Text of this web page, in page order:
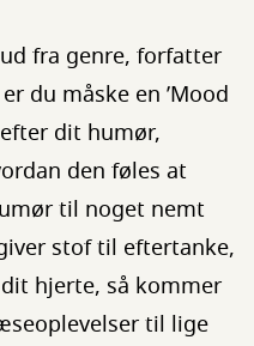
fra genre, forfatter
du måske en ’Mood
dit humør,
den føles at
til noget nemt
stof til eftertanke,
hjerte, så kommer
til lige